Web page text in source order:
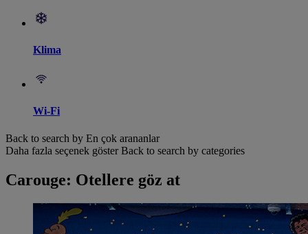
Klima
Wi-Fi
Back to search by En çok arananlar
Daha fazla seçenek göster Back to search by categories
Carouge: Otellere göz at